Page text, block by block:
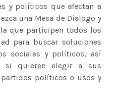
y políticos que afectan a
una Mesa de Dialogo y
que participen todos los
para buscar soluciones
sociales y políticos, así
si quieren elegir a sus
políticos o usos y